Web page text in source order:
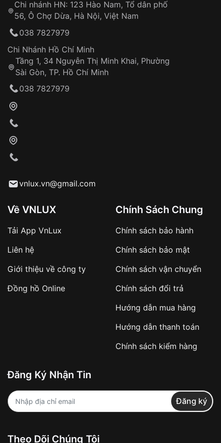
Từ khóa SEO:
Khách hàng kiểm tra và thanh toán trực tiếp
Từ khóa SEO:
sản phẩm đặc biệt
hàng
Số tiền còn lại thanh toán khi nhận hàng hoặc
✔️ Đảm bảo xử lý đơn hàng nhanh chóng
✔️ Hạn chế tình trạng hủy đơn không mong
Từ khóa SEO:
Khách hàng được
Đảm bảo quyền lợi khách hàng
Đồng hành cùng khách hàng trong suốt quá
trình sử dụng
Chi nhánh HN: 123 Hào Nam, Tổ dân phố
56, Ô Chợ Dừa, Hà Nội, Việt Nam
038 7827979
Chi Nhánh Hồ Chí Minh
Tầng 1, 34 Nguyễn Thị Minh Khai, Phường
Sài Gòn, TP. Hồ Chí Minh
038 7827979
vnlux.vn@gmail.com
Về VNLUX
Tải App VnLux
Liên hệ
Giới thiệu về công ty
Đồng hồ Online
Chính Sách Chung
Chính sách bảo hành
Chính sách bảo mật
Chính sách vận chuyển
Chính sách đổi trả
Hướng dẫn mua hàng
Hướng dẫn thanh toán
Chính sách kiểm hàng
Đăng Ký Nhận Tin
Đăng ký
Theo Dõi Chúng Tôi